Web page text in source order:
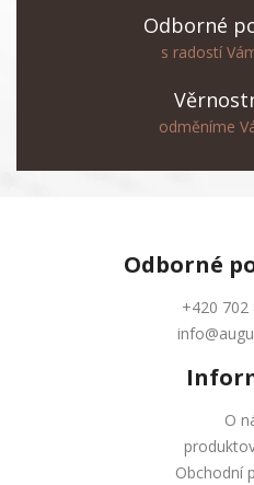
Odborné
s radostí
odměníme
Odborné
+420 702
O
Obchodní